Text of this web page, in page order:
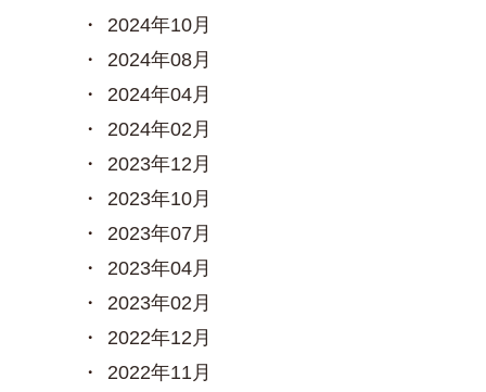
2024年10月
2024年08月
2024年04月
2024年02月
2023年12月
2023年10月
2023年07月
2023年04月
2023年02月
2022年12月
2022年11月